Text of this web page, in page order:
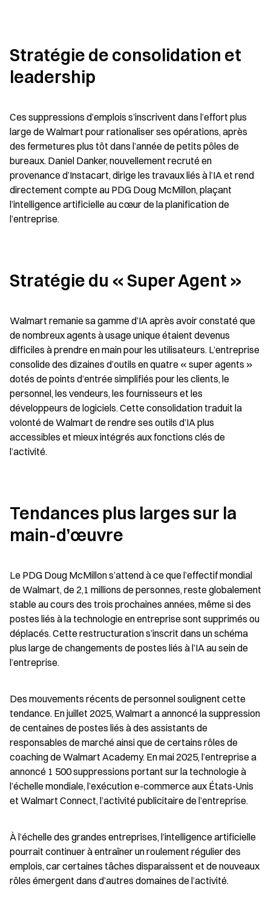
Stratégie de consolidation et
leadership
Ces suppressions d’emplois s’inscrivent dans l’effort plus
large de Walmart pour rationaliser ses opérations, après
des fermetures plus tôt dans l’année de petits pôles de
bureaux. Daniel Danker, nouvellement recruté en
provenance d’Instacart, dirige les travaux liés à l’IA et rend
directement compte au PDG Doug McMillon, plaçant
l’intelligence artificielle au cœur de la planification de
l’entreprise.
Stratégie du « Super Agent »
Walmart remanie sa gamme d’IA après avoir constaté que
de nombreux agents à usage unique étaient devenus
difficiles à prendre en main pour les utilisateurs. L’entreprise
consolide des dizaines d’outils en quatre « super agents »
dotés de points d’entrée simplifiés pour les clients, le
personnel, les vendeurs, les fournisseurs et les
développeurs de logiciels. Cette consolidation traduit la
volonté de Walmart de rendre ses outils d’IA plus
accessibles et mieux intégrés aux fonctions clés de
l’activité.
Tendances plus larges sur la
main-d’œuvre
Le PDG Doug McMillon s’attend à ce que l’effectif mondial
de Walmart, de 2,1 millions de personnes, reste globalement
stable au cours des trois prochaines années, même si des
postes liés à la technologie en entreprise sont supprimés ou
déplacés. Cette restructuration s’inscrit dans un schéma
plus large de changements de postes liés à l’IA au sein de
l’entreprise.
Des mouvements récents de personnel soulignent cette
tendance. En juillet 2025, Walmart a annoncé la suppression
de centaines de postes liés à des assistants de
responsables de marché ainsi que de certains rôles de
coaching de Walmart Academy. En mai 2025, l’entreprise a
annoncé 1 500 suppressions portant sur la technologie à
l’échelle mondiale, l’exécution e-commerce aux États-Unis
et Walmart Connect, l’activité publicitaire de l’entreprise.
À l’échelle des grandes entreprises, l’intelligence artificielle
pourrait continuer à entraîner un roulement régulier des
emplois, car certaines tâches disparaissent et de nouveaux
rôles émergent dans d’autres domaines de l’activité.